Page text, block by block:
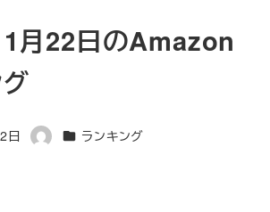
月22日のAmazon
日
著
カテゴリー
ランキング